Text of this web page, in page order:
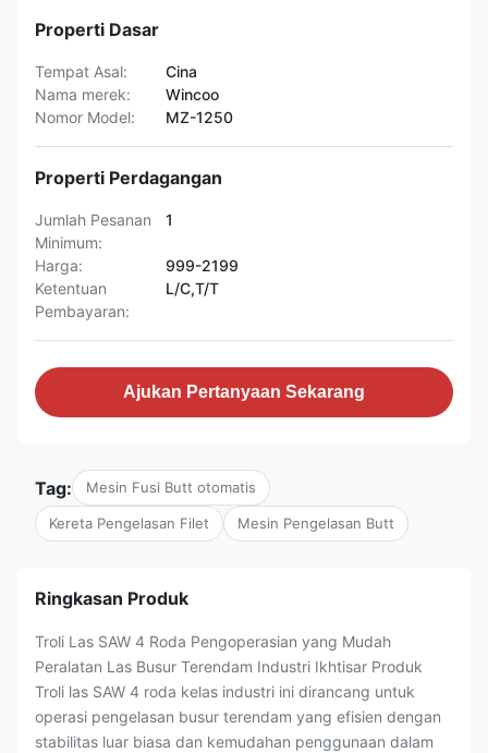
Properti Dasar
Tempat Asal:
Cina
Nama merek:
Wincoo
Nomor Model:
MZ-1250
Properti Perdagangan
Jumlah Pesanan
Minimum:
1
Harga:
999-2199
Ketentuan
Pembayaran:
L/C,T/T
Ajukan Pertanyaan Sekarang
Tag: Mesin Fusi Butt otomatis
Kereta Pengelasan Filet Mesin Pengelasan Butt
Ringkasan Produk
Troli Las SAW 4 Roda Pengoperasian yang Mudah
Peralatan Las Busur Terendam Industri Ikhtisar Produk
Troli las SAW 4 roda kelas industri ini dirancang untuk
operasi pengelasan busur terendam yang efisien dengan
stabilitas luar biasa dan kemudahan penggunaan dalam